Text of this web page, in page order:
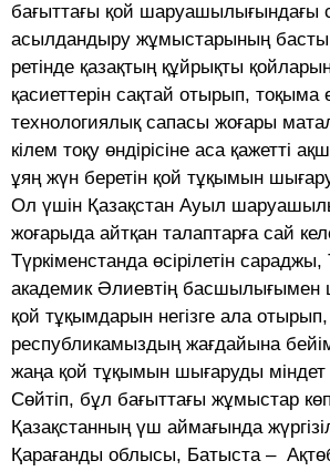
бағыттағы қой шаруашылығындағы
асылдандыру жұмыстарының басты
ретінде қазақтың құйрықты
қасиеттерін сақтай отырып, тоқыма
технологиялық сапасы жоғары
кілем тоқу өндірісіне аса қажетті
ұяң жүн беретін қой тұқымын
Ол үшін Қазақстан Ауыл
жоғарыда айтқан талаптарға сай
Түркіменстанда өсірілетін сараджы,
академик Әлиевтің басшылығымен
қой тұқымдарын негізге ала отырып,
республикамыздың жағдайына
жаңа қой тұқымын шығаруды міндет
Сөйтіп, бұл бағыттағы жұмыстар
Қазақстанның үш аймағында
Қарағанды облысы, Батыста –